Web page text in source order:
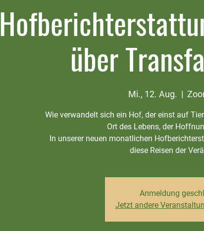
über
Mi., 12. Aug.
  |
Wie verwandelt sich ein Hof, der einst auf
Ort des Lebens, der
In unserer neuen monatlichen
diese Reisen der
Anmeldung
Jetzt andere